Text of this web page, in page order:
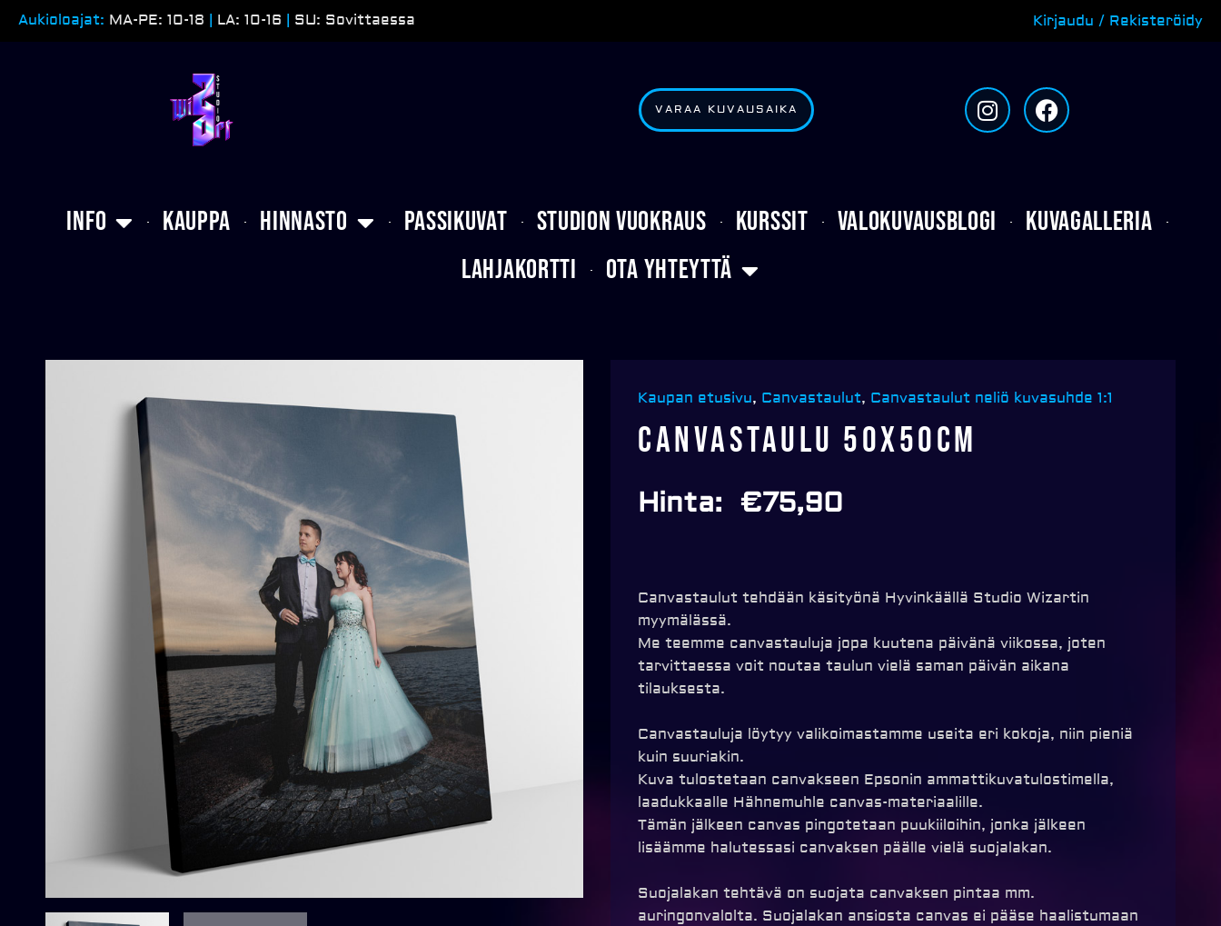
Siirry
Aukioloajat: MA-PE: 10-18 LA: 10-16 SU: Sovittaessa Kirjaudu / Rekisteröidy
VARAA KUVAUSAIKA
I
n
s
r
F
a
c
o
Info Kauppa Hinnasto Passikuvat Studion vuokraus Kurssit Valokuvausblogi
Kuvagalleria
Lahjakortti
Ota yhteyttä
Kaupan etusivu, Canvastaulut, Canvastaulut neliö kuvasuhde 1:1
Canvastaulu 50x50cm
Hinta: €75,90
Canvastaulut tehdään käsityönä Hyvinkäällä Studio Wizartin
myymälässä.
Me teemme canvastauluja jopa kuutena päivänä viikossa, joten
tarvittaessa voit noutaa taulun vielä saman päivän aikana
tilauksesta.
Canvastauluja löytyy valikoimastamme useita eri kokoja, niin pieniä
kuin suuriakin.
Kuva tulostetaan canvakseen Epsonin ammattikuvatulostimella,
laadukkaalle Hähnemuhle canvas-materiaalille.
Tämän jälkeen canvas pingotetaan puukiiloihin, jonka jälkeen
lisäämme halutessasi canvaksen päälle vielä suojalakan.
Suojalakan tehtävä on suojata canvaksen pintaa mm.
auringonvalolta. Suojalakan ansiosta canvas ei pääse haalistumaan